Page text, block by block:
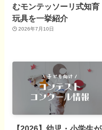
むモンテッソーリ式知育
玩具を一挙紹介
2026年7月10日